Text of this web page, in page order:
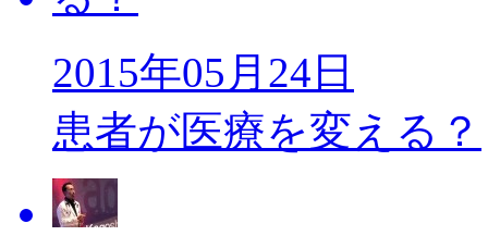
2015年05月24日
患者が医療を変える？